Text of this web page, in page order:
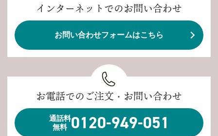
インターネットでのお問い合わせ
お問い合わせフォームはこちら
お電話でのご注文・お問い合わせ
通話料
無料 0120-949-051